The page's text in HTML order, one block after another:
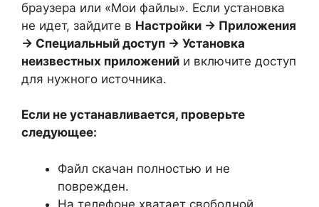
браузера или «Мои файлы». Если установка
не идет, зайдите в Настройки → Приложения
→ Специальный доступ → Установка
неизвестных приложений и включите доступ
для нужного источника.
Если не устанавливается, проверьте
следующее:
Файл скачан полностью и не
поврежден.
На телефоне хватает свободной